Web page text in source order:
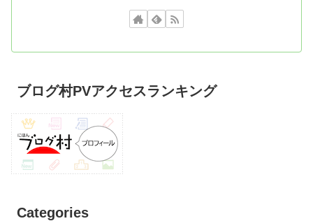
ブログ村PVアクセスランキング
Categories